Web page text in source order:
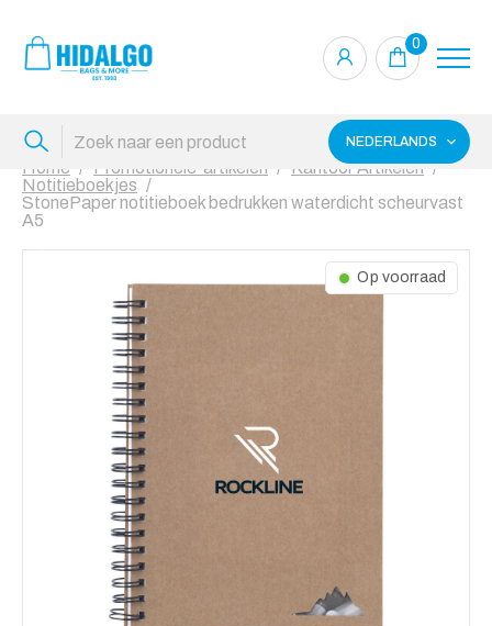
0
NEDERLANDS
Home Promotionele-artikelen
Kantoor Artikelen
Notitieboekjes
StonePaper notitieboek bedrukken waterdicht scheurvast
A5
Op voorraad